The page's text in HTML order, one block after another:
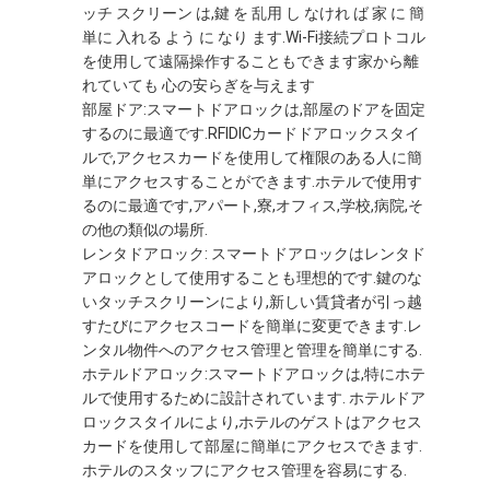
メタルのスライドドアロック
スマート水栓
浴室の衛生製品
浴室のシャワーパネル
バスルームアクセサリー
バスルームのキャビネットセット
家具 の ハンドル と 鍵
ハンドバッグ アクセサリー ハードウェア
再設置可能なダイヤル錠
ッチ スクリーン は,鍵 を 乱用 し なけれ ば 家 に 簡
単に 入れる よう に なり ます.Wi-Fi接続プロトコル
を使用して遠隔操作することもできます家から離
れていても 心の安らぎを与えます
部屋ドア:スマートドアロックは,部屋のドアを固定
するのに最適です.RFIDICカードドアロックスタイ
ルで,アクセスカードを使用して権限のある人に簡
単にアクセスすることができます.ホテルで使用す
るのに最適です,アパート,寮,オフィス,学校,病院,そ
の他の類似の場所.
レンタドアロック: スマートドアロックはレンタド
アロックとして使用することも理想的です.鍵のな
いタッチスクリーンにより,新しい賃貸者が引っ越
すたびにアクセスコードを簡単に変更できます.レ
ンタル物件へのアクセス管理と管理を簡単にする.
ホテルドアロック:スマートドアロックは,特にホテ
ルで使用するために設計されています. ホテルドア
ロックスタイルにより,ホテルのゲストはアクセス
カードを使用して部屋に簡単にアクセスできます.
ホテルのスタッフにアクセス管理を容易にする.